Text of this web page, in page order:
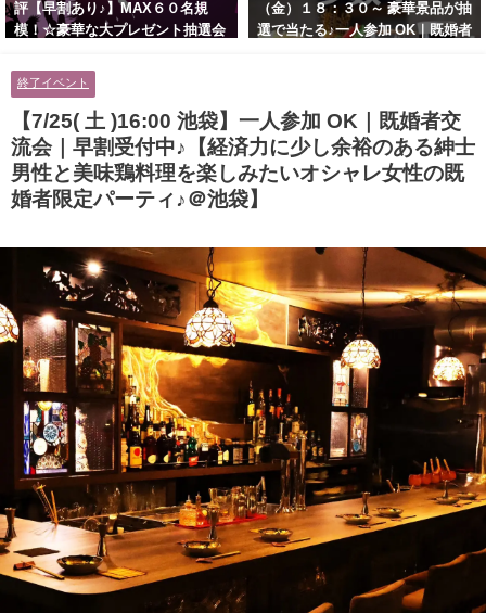
評【早割あり♪】MAX６０名規
模！☆豪華な大プレゼント抽選会
男性とオシャレ好きで落ち着いた
大人女性の既婚者限定ビッグパー
ティー♪＠茶屋町】
（金）１８：３０～ 豪華景品が抽
選で当たる♪一人参加 OK｜既婚者
女性の既婚者限定ビッグパーティ
ー♪＠池袋】
終了イベント
【7/25( 土 )16:00 池袋】一人参加 OK｜既婚者交
流会｜早割受付中♪【経済力に少し余裕のある紳士
男性と美味鶏料理を楽しみたいオシャレ女性の既
婚者限定パーティ♪＠池袋】